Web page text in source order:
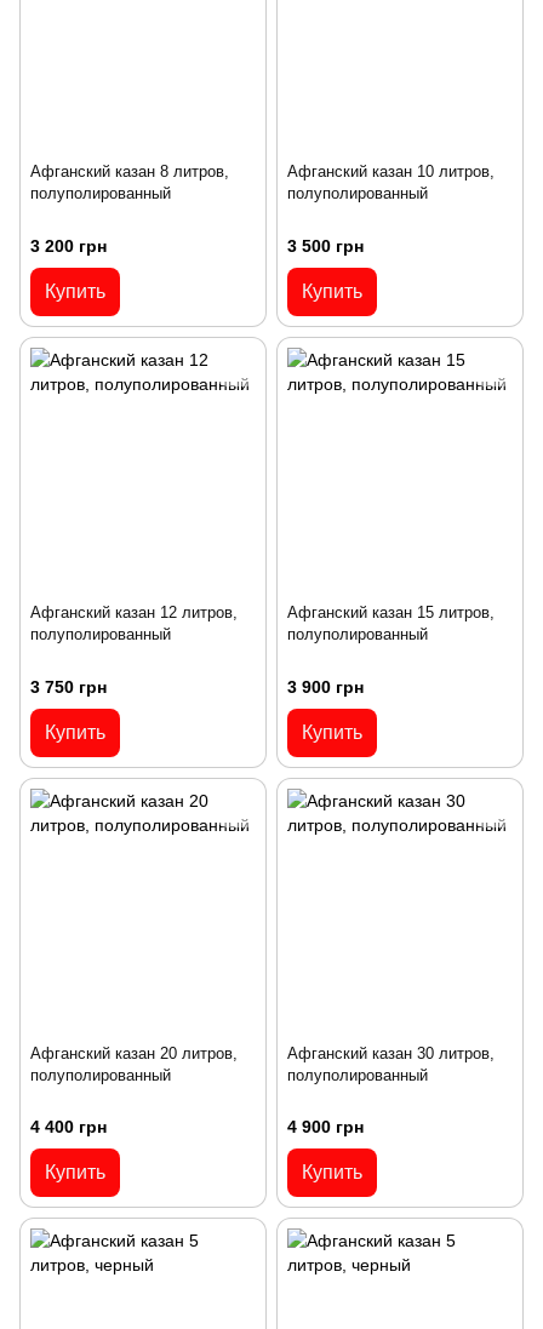
Афганский казан 8 литров,
полуполированный
3 200 грн
Купить
Афганский казан 10 литров,
полуполированный
3 500 грн
Купить
Афганский казан 12 литров,
полуполированный
3 750 грн
Купить
Афганский казан 15 литров,
полуполированный
3 900 грн
Купить
Афганский казан 20 литров,
полуполированный
4 400 грн
Купить
Афганский казан 30 литров,
полуполированный
4 900 грн
Купить